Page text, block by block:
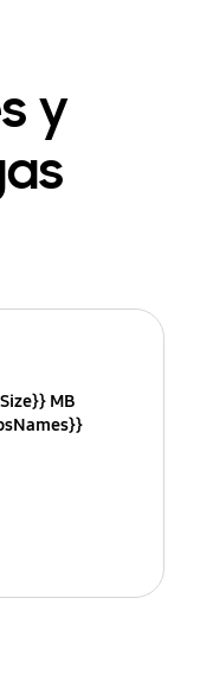
y
MB